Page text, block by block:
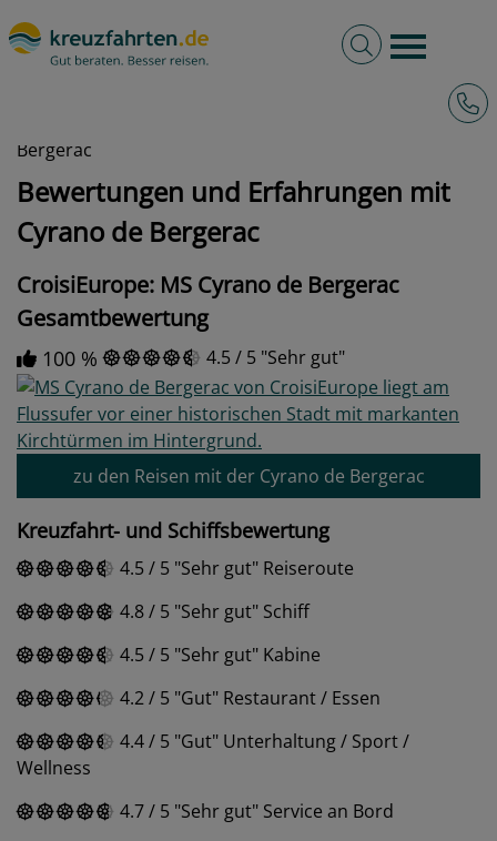
Burger
Volltextsuche
Bergerac
Bewertungen und Erfahrungen mit
Cyrano de Bergerac
CroisiEurope: MS Cyrano de Bergerac
Gesamtbewertung
100 % 4.5/ 5 Sehr gut
zu den Reisen mit der Cyrano de Bergerac
Kreuzfahrt- und Schiffsbewertung
4.5/ 5 Sehr gut Reiseroute
4.8/ 5 Sehr gut Schiff
4.5/ 5 Sehr gut Kabine
4.2/ 5 Gut Restaurant / Essen
4.4/ 5 Gut Unterhaltung / Sport /
Wellness
4.7/ 5 Sehr gut Service an Bord